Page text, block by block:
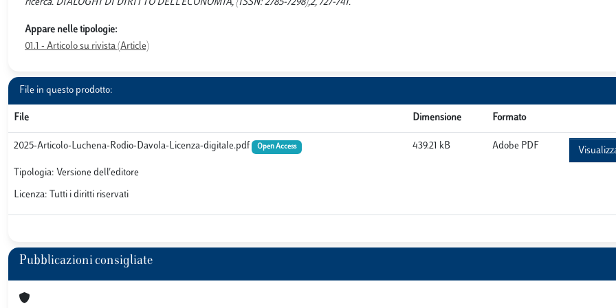
ricerca. DIALOGHI DI DIRITTO DELL'ECONOMIA, (ISSN: 2785-7298),2, 727-741.
Appare nelle tipologie:
01.1 - Articolo su rivista (Article)
File in questo prodotto:
File Dimensione Formato
2025-Articolo-Luchena-Rodio-Davola-Licenza-digitale.pdf Open Access
Tipologia: Versione dell'editore
Licenza: Tutti i diritti riservati
439.21 kB Adobe PDF
Pubblicazioni consigliate